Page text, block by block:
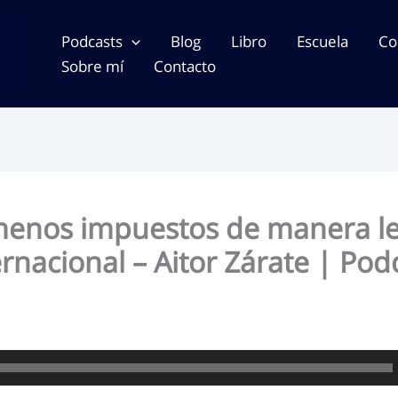
Podcasts Blog Libro Escuela
Sobre mí
Contacto
impuestos de manera
– Aitor Zárate |